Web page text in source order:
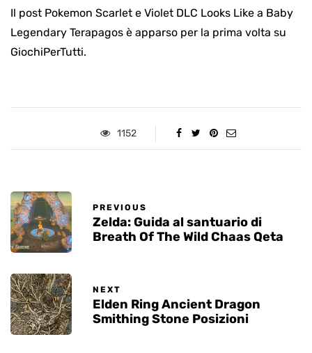
Il post Pokemon Scarlet e Violet DLC Looks Like a Baby
Legendary Terapagos è apparso per la prima volta su
GiochiPerTutti.
1152
PREVIOUS
Zelda: Guida al santuario di
Breath Of The Wild Chaas Qeta
NEXT
Elden Ring Ancient Dragon
Smithing Stone Posizioni